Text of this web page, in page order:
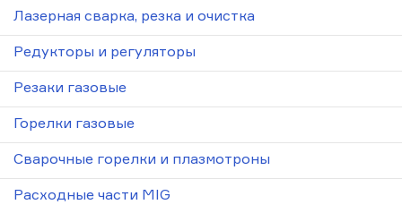
Лазерная сварка, резка и очистка
Редукторы и регуляторы
Резаки газовые
Горелки газовые
Сварочные горелки и плазмотроны
Расходные части MIG